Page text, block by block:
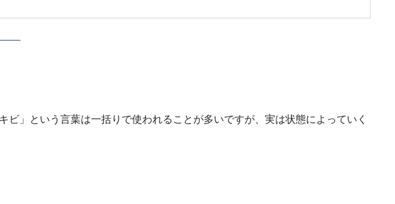
」という言葉は一括りで使われることが多いですが、実は状態によっていく